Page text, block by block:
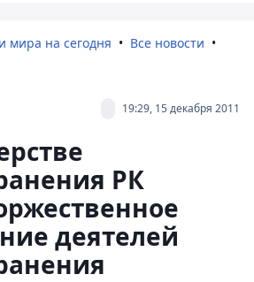
мира на сегодня
Все новости
19:29, 15 декабря 2011
РК
деятелей